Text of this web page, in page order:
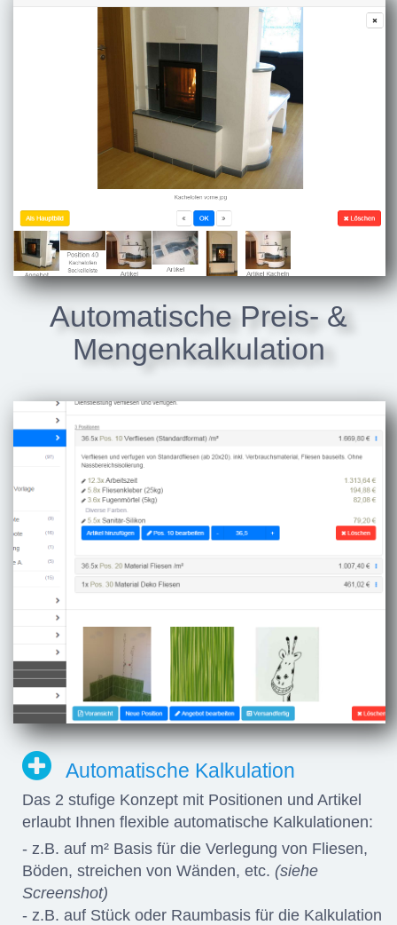
Automatische Preis- &
Mengenkalkulation
Automatische Kalkulation
Das 2 stufige Konzept mit Positionen und Artikel
erlaubt Ihnen flexible automatische Kalkulationen:
- z.B. auf m² Basis für die Verlegung von Fliesen,
Böden, streichen von Wänden, etc. (siehe
Screenshot)
- z.B. auf Stück oder Raumbasis für die Kalkulation